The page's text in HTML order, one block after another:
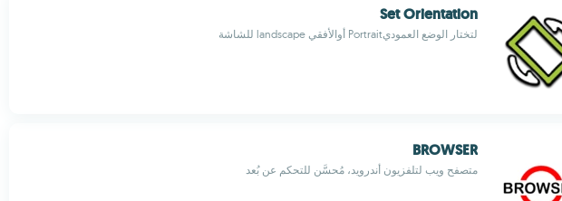
Set Orientation
لتختار الوضع العموديPortrait أوالأفقي landscape للشاشة
BROWSER
متصفح ويب لتلفزيون أندرويد، مُحسَّن للتحكم عن بُعد